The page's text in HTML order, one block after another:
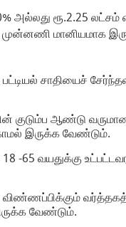
அல்லது ரூ.2.25
முன்னணி மானியமாக
சாதியைச்
குடும்ப ஆண்டு
இருக்க வேண்டும்.
-65 வயதுக்கு
வேண்டும்.